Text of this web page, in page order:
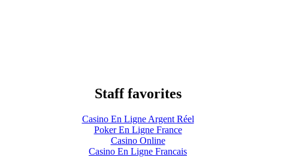
Staff favorites
Casino En Ligne Argent Réel
Poker En Ligne France
Casino Online
Casino En Ligne Francais